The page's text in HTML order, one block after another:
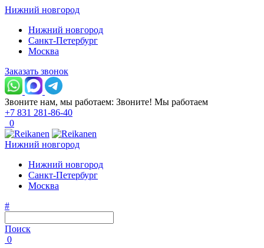
Нижний новгород
Нижний новгород
Санкт-Петербург
Москва
Заказать звонок
Звоните нам, мы работаем: Звоните! Мы работаем
+7 831 281-86-40
0
Нижний новгород
Нижний новгород
Санкт-Петербург
Москва
#
Поиск
0